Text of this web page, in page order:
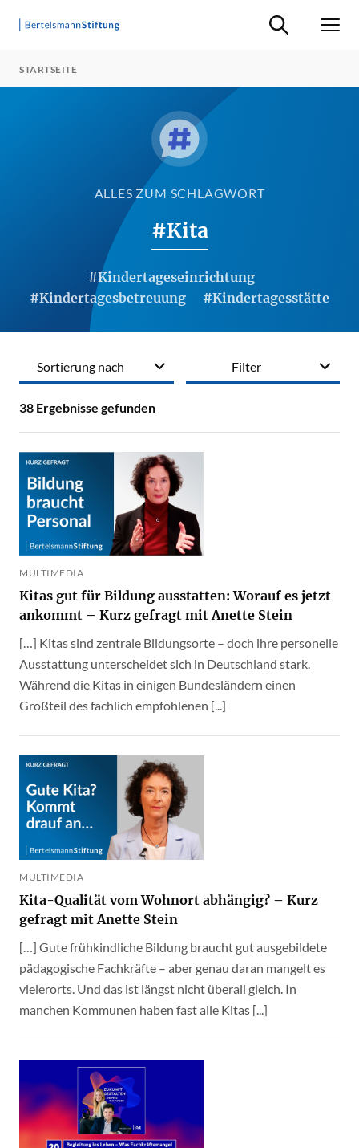
Suche ein-/
STARTSEITE
ALLES ZUM SCHLAGWORT
#Kita
#Kindertageseinrichtung
#Kindertagesbetreuung
#Kindertagesstätte
Filter
38 Ergebnisse gefunden
Sortierung nach
MULTIMEDIA
Kitas gut für Bildung ausstatten: Worauf es jetzt
ankommt – Kurz gefragt mit Anette Stein
[…] Kitas sind zentrale Bildungsorte – doch ihre personelle
Ausstattung unterscheidet sich in Deutschland stark.
Während die Kitas in einigen Bundesländern einen
Großteil des fachlich empfohlenen [...]
MULTIMEDIA
Kita-Qualität vom Wohnort abhängig? – Kurz
gefragt mit Anette Stein
[…] Gute frühkindliche Bildung braucht gut ausgebildete
pädagogische Fachkräfte – aber genau daran mangelt es
vielerorts. Und das ist längst nicht überall gleich. In
manchen Kommunen haben fast alle Kitas [...]